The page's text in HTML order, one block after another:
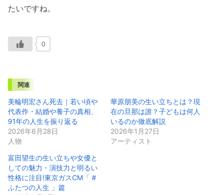
たいですね。
0
関連
美輪明宏さん死去｜若い頃や
代表作・結婚や養子の真相、
91年の人生を振り返る
2026年6月28日
人物
華原朋美の生い立ちとは？現
在の旦那は誰？子どもは何人
いるのか徹底解説
2026年1月27日
アーティスト
富田望生の生い立ちや女優と
しての魅力・演技力と明るい
性格に注目!東京ガスCM「 #
ふたつの人生 」篇